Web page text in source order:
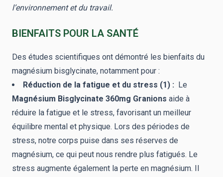
l’environnement et du travail.
BIENFAITS POUR LA SANTÉ
Des études scientifiques ont démontré les bienfaits du
magnésium bisglycinate, notamment pour :
Réduction de la fatigue et du stress (1) : Le
Magnésium Bisglycinate 360mg Granions aide à
réduire la fatigue et le stress, favorisant un meilleur
équilibre mental et physique. Lors des périodes de
stress, notre corps puise dans ses réserves de
magnésium, ce qui peut nous rendre plus fatigués. Le
stress augmente également la perte en magnésium. Il